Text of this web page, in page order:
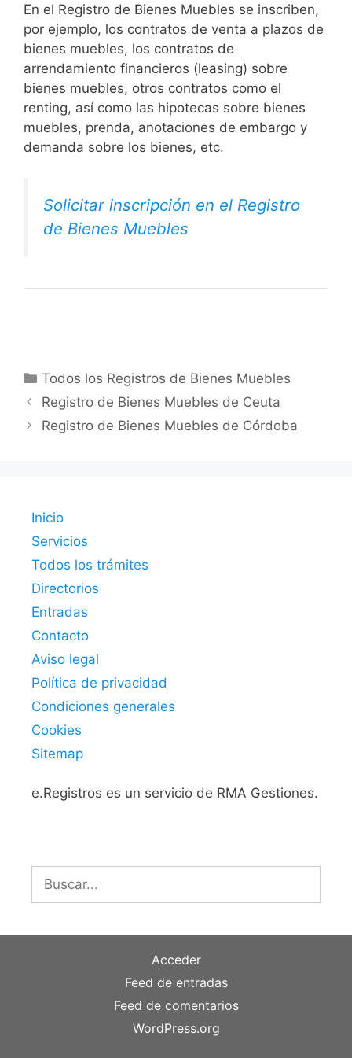
En el Registro de Bienes Muebles se inscriben,
por ejemplo, los contratos de venta a plazos de
bienes muebles, los contratos de
arrendamiento financieros (leasing) sobre
bienes muebles, otros contratos como el
renting, así como las hipotecas sobre bienes
muebles, prenda, anotaciones de embargo y
demanda sobre los bienes, etc.
Solicitar inscripción en el Registro
de Bienes Muebles
Categorías
Todos los Registros de Bienes Muebles
Registro de Bienes Muebles de Ceuta
Registro de Bienes Muebles de Córdoba
Inicio
Servicios
Todos los trámites
Directorios
Entradas
Contacto
Aviso legal
Política de privacidad
Condiciones generales
Cookies
Sitemap
e.Registros es un servicio de RMA Gestiones.
Acceder
Feed de entradas
Feed de comentarios
WordPress.org